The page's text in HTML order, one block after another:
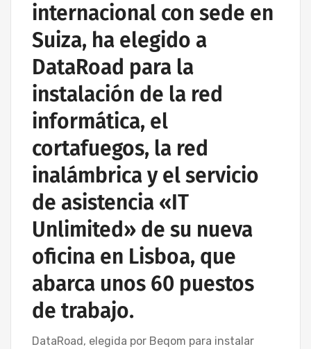
internacional con sede en
Suiza, ha elegido a
DataRoad para la
instalación de la red
informática, el
cortafuegos, la red
inalámbrica y el servicio
de asistencia «IT
Unlimited» de su nueva
oficina en Lisboa, que
abarca unos 60 puestos
de trabajo.
DataRoad, elegida por Beqom para instalar